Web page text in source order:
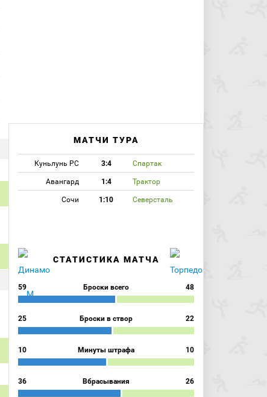
МАТЧИ ТУРА
Куньлунь РС 3:4 Спартак
Авангард 1:4 Трактор
Сочи 1:10 Северсталь
СТАТИСТИКА МАТЧА
59 Броски всего 48
25 Броски в створ 22
10 Минуты штрафа 10
36 Вбрасывания 26